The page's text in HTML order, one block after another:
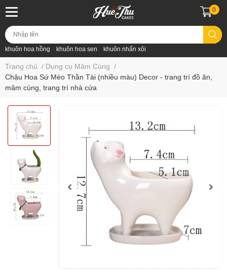
khuôn hoa hồng khuôn hoa sen khuôn nhấn xôi
0
Trang chủ / Dụng cụ Mâm Cúng /
Chậu Hoa Sứ Mèo Thần Tài (nhiều màu) Decor - trang trí đồ ăn,
mâm cúng, trang trí nhà cửa